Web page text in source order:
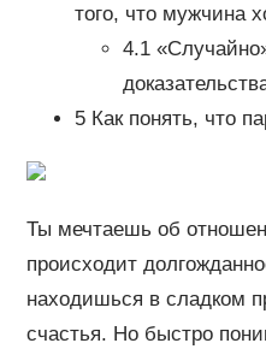
того, что мужчина
4.1
5 Как понять, что
Ты мечтаешь об
происходит
находишься в сладком
счастья. Но быстро